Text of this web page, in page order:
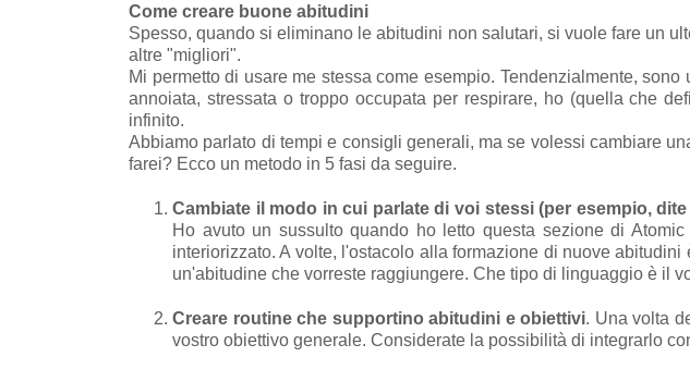
Come creare buone abitudini
Spesso, quando si eliminano le abitudini non salutari, si vuole fare un
altre "migliori".
Mi permetto di usare me stessa come esempio. Tendenzialmente,
annoiata, stressata o troppo occupata per respirare, ho (quella che
infinito.
Abbiamo parlato di tempi e consigli generali, ma se volessi cambiare
farei? Ecco un metodo in 5 fasi da seguire.
Cambiate il modo in cui parlate di voi stessi (per esempio,
Ho avuto un sussulto quando ho letto questa sezione di
interiorizzato. A volte, l'ostacolo alla formazione di nuove
un'abitudine che vorreste raggiungere. Che tipo di linguaggio è il
Creare routine che supportino abitudini e obiettivi. Una volta
vostro obiettivo generale. Considerate la possibilità di integrarlo